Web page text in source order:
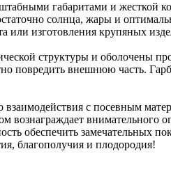
габаритами и жесткой
солнца, жары и
или изготовления крупяных
структуры и оболочены
повредить внешнюю часть.
взаимодействия с посевным
вознаграждает
обеспечить замечательных
благополучия и плодородия!